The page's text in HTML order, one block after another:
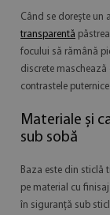
Când se dorește un
transparentă
focului să rămână
discrete maschează
contrastele
Materiale și
sub sobă
Baza este din sticlă
pe material cu
în siguranță sub